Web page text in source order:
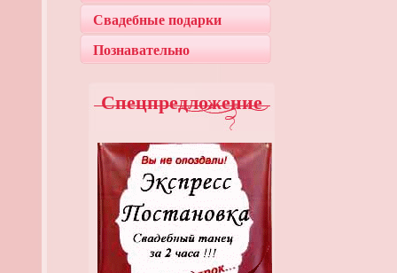
Свадебные подарки
Познавательно
Спецпредложение